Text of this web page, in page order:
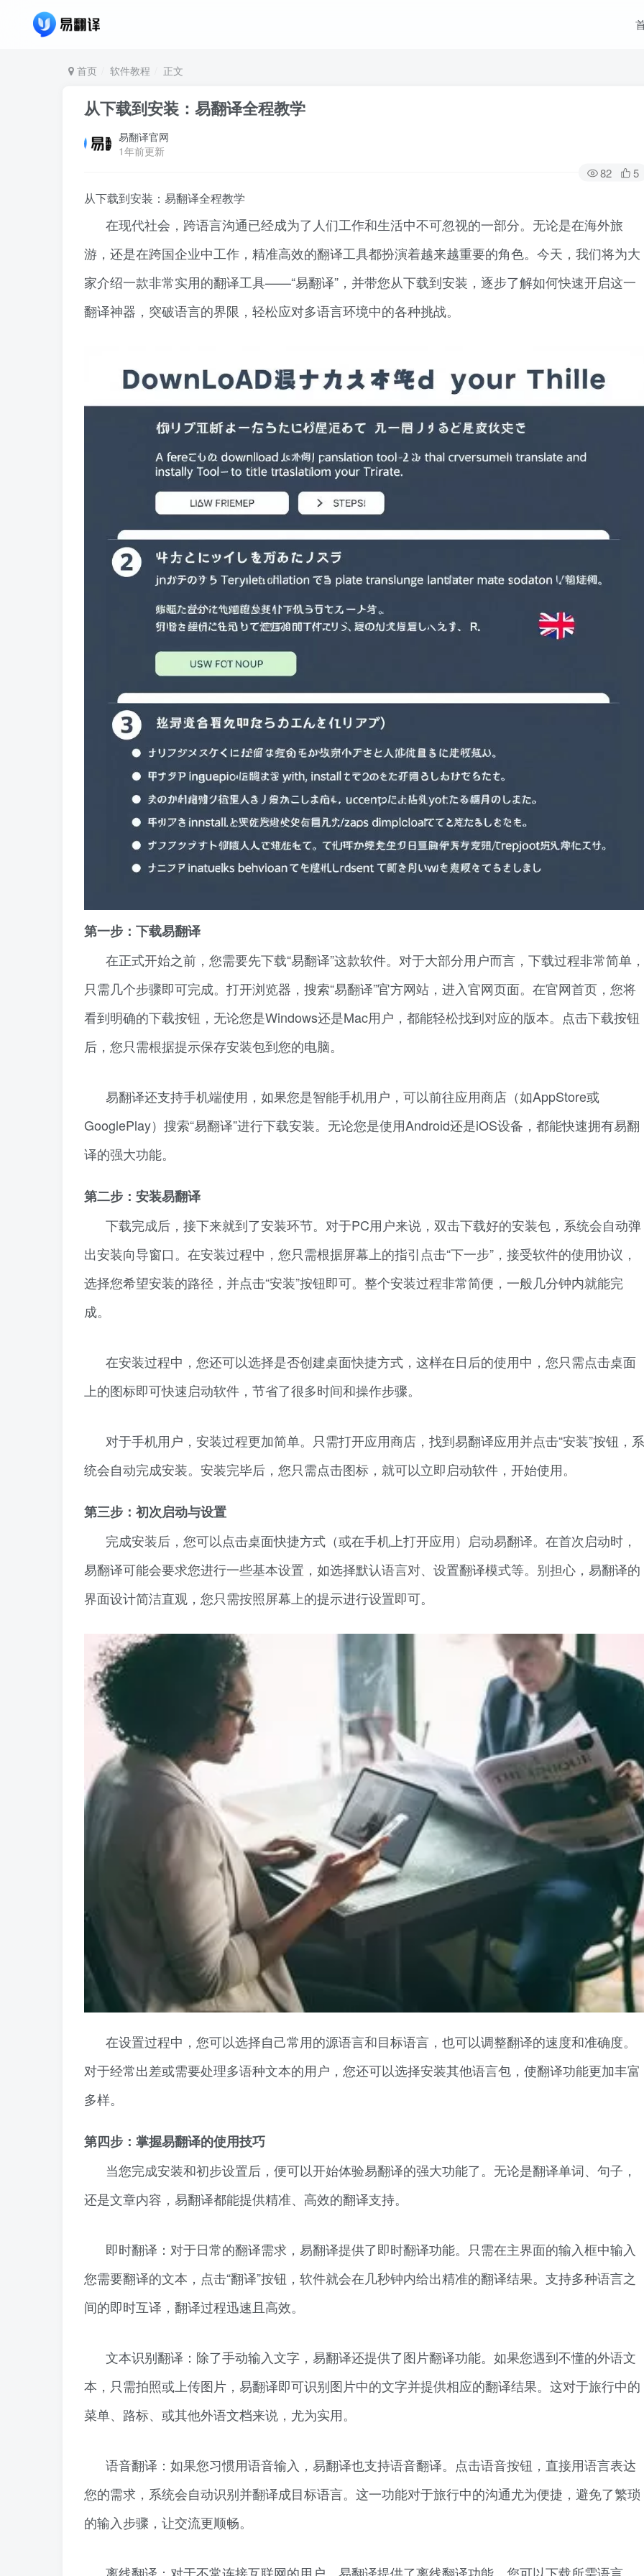
首页 软件教程 正文
从下载到安装：易翻译全程教学
易翻译官网
1年前更新
82 5
从下载到安装：易翻译全程教学
在现代社会，跨语言沟通已经成为了人们工作和生活中不可忽视的一部分。无论是在海外旅
游，还是在跨国企业中工作，精准高效的翻译工具都扮演着越来越重要的角色。今天，我们将为大
家介绍一款非常实用的翻译工具——“易翻译”，并带您从下载到安装，逐步了解如何快速开启这一
翻译神器，突破语言的界限，轻松应对多语言环境中的各种挑战。
第一步：下载易翻译
在正式开始之前，您需要先下载“易翻译”这款软件。对于大部分用户而言，下载过程非常简单，
只需几个步骤即可完成。打开浏览器，搜索“易翻译”官方网站，进入官网页面。在官网首页，您将
看到明确的下载按钮，无论您是Windows还是Mac用户，都能轻松找到对应的版本。点击下载按钮
后，您只需根据提示保存安装包到您的电脑。
易翻译还支持手机端使用，如果您是智能手机用户，可以前往应用商店（如AppStore或
GooglePlay）搜索“易翻译”进行下载安装。无论您是使用Android还是iOS设备，都能快速拥有易翻
译的强大功能。
第二步：安装易翻译
下载完成后，接下来就到了安装环节。对于PC用户来说，双击下载好的安装包，系统会自动弹
出安装向导窗口。在安装过程中，您只需根据屏幕上的指引点击“下一步”，接受软件的使用协议，
选择您希望安装的路径，并点击“安装”按钮即可。整个安装过程非常简便，一般几分钟内就能完
成。
在安装过程中，您还可以选择是否创建桌面快捷方式，这样在日后的使用中，您只需点击桌面
上的图标即可快速启动软件，节省了很多时间和操作步骤。
对于手机用户，安装过程更加简单。只需打开应用商店，找到易翻译应用并点击“安装”按钮，系
统会自动完成安装。安装完毕后，您只需点击图标，就可以立即启动软件，开始使用。
第三步：初次启动与设置
完成安装后，您可以点击桌面快捷方式（或在手机上打开应用）启动易翻译。在首次启动时，
易翻译可能会要求您进行一些基本设置，如选择默认语言对、设置翻译模式等。别担心，易翻译的
界面设计简洁直观，您只需按照屏幕上的提示进行设置即可。
在设置过程中，您可以选择自己常用的源语言和目标语言，也可以调整翻译的速度和准确度。
对于经常出差或需要处理多语种文本的用户，您还可以选择安装其他语言包，使翻译功能更加丰富
多样。
第四步：掌握易翻译的使用技巧
当您完成安装和初步设置后，便可以开始体验易翻译的强大功能了。无论是翻译单词、句子，
还是文章内容，易翻译都能提供精准、高效的翻译支持。
即时翻译：对于日常的翻译需求，易翻译提供了即时翻译功能。只需在主界面的输入框中输入
您需要翻译的文本，点击“翻译”按钮，软件就会在几秒钟内给出精准的翻译结果。支持多种语言之
间的即时互译，翻译过程迅速且高效。
文本识别翻译：除了手动输入文字，易翻译还提供了图片翻译功能。如果您遇到不懂的外语文
本，只需拍照或上传图片，易翻译即可识别图片中的文字并提供相应的翻译结果。这对于旅行中的
菜单、路标、或其他外语文档来说，尤为实用。
语音翻译：如果您习惯用语音输入，易翻译也支持语音翻译。点击语音按钮，直接用语言表达
您的需求，系统会自动识别并翻译成目标语言。这一功能对于旅行中的沟通尤为便捷，避免了繁琐
的输入步骤，让交流更顺畅。